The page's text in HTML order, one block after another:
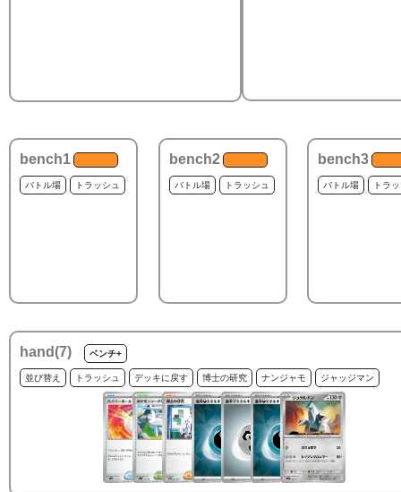
bench1
バトル場 トラッシュ
bench2
バトル場 トラッシュ
bench3
バトル場 トラ
hand(7) ベンチ+
並び替え トラッシュ デッキに戻す 博士の研究 ナンジャモ ジャッジマン